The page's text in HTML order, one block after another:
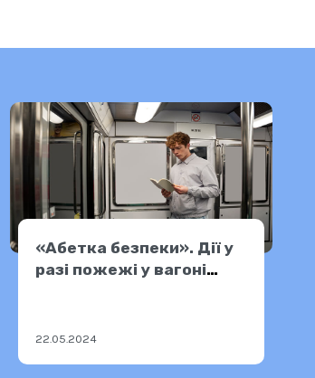
«Абетка безпеки». Дії у
разі пожежі у вагоні
22.05.2024